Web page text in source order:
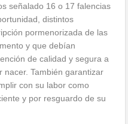
señalado 16 o 17 falencias
distintos
pormenorizada de las
y que debían
de calidad y segura a
nacer. También garantizar
con su labor como
y por resguardo de su